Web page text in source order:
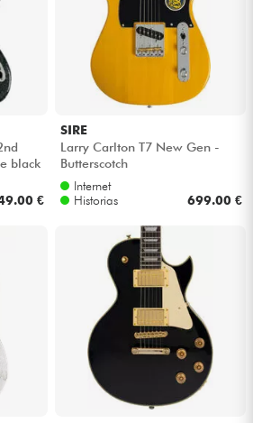
black
€
SIRE
Larry Carlton T7 New Gen -
Butterscotch
Internet
Historias
699.00 €